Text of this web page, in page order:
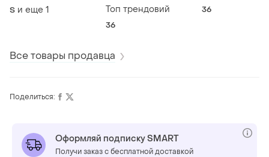
S и еще 1
Топ трендовий
36
36
Все товары продавца
Поделиться:
Оформляй подписку SMART
Получи заказ с бесплатной доставкой